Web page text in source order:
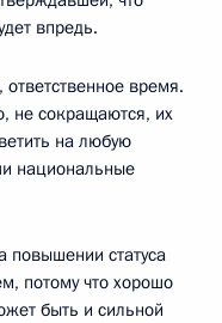
впредь.
время.
не сокращаются, их
на любую
национальные
повышении статуса
потому что хорошо
быть и сильной